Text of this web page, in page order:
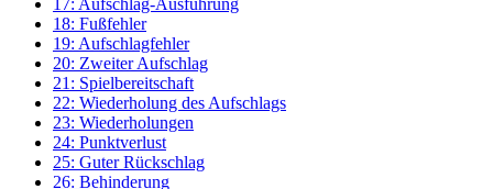
17: Aufschlag-Ausführung
18: Fußfehler
19: Aufschlagfehler
20: Zweiter Aufschlag
21: Spielbereitschaft
22: Wiederholung des Aufschlags
23: Wiederholungen
24: Punktverlust
25: Guter Rückschlag
26: Behinderung